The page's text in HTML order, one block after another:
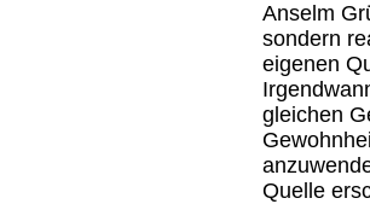
Anselm
sondern
eigenen
gleichen
Quelle